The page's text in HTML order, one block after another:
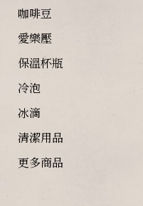
咖啡豆
愛樂壓
保溫杯瓶
冷泡
冰滴
清潔用品
更多商品